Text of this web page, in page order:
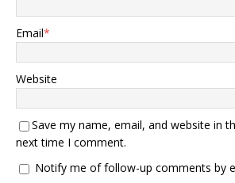
印度空军总参谋长居然替俄
传 印度空军参谋长辛格还将
俄罗斯制造的S-400防空导
器”，他居然声称：“巴基斯
坦空军战斗机无法突破S-
400防空导弹系统”。“我们的
防空系统干得非常出色。我
Email*
Website
Save my name, email, and website in
next time I comment.
Notify me of follow-up comments by